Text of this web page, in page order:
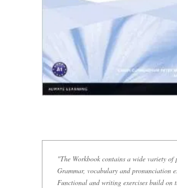
"The Workbook contains a wide variety
Grammar, vocabulary and pronunciation
Functional and writing exercises build on